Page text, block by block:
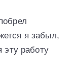
я забыл,
эту работу